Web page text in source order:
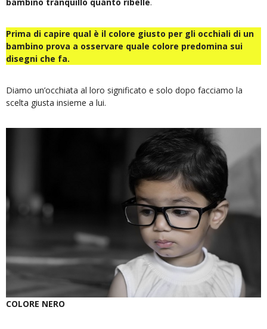
Prima di capire qual è il colore giusto per gli occhiali di un
bambino prova a osservare quale colore predomina sui
disegni che fa.
Diamo un’occhiata al loro significato e solo dopo facciamo la
scelta giusta insieme a lui.
COLORE NERO